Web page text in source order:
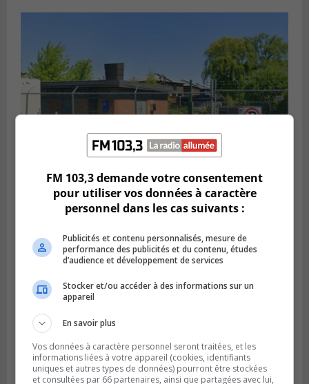
SAINT-HUBERT
Publié le 6 août 2026 à 09h39
Longueuil injecte 1,5 M$ pour moderniser
FM 103,3 demande votre consentement
pour utiliser vos données à caractère
personnel dans les cas suivants :
Publicités et contenu personnalisés, mesure de
performance des publicités et du contenu, études
d’audience et développement de services
Stocker et/ou accéder à des informations sur un
appareil
En savoir plus
Vos données à caractère personnel seront traitées, et les
informations liées à votre appareil (cookies, identifiants
uniques et autres types de données) pourront être stockées
et consultées par 66 partenaires, ainsi que partagées avec lui,